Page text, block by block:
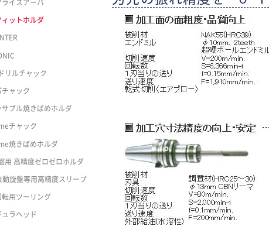
ライスアーバ
ィットホルダ
リルチャック
チャック
サブル焼きばめホルダ
チャック
焼きばめホルダ
用 高精度ゼロゼロホルダ
動旋盤専用高精度スリーブ
転用ツーリング
ュラヘッド